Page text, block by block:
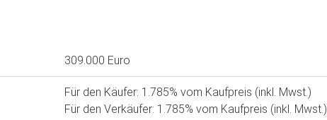
309.000 Euro
Für den Käufer: 1.785% vom Kaufpreis (inkl. Mwst.)
Für den Verkäufer: 1.785% vom Kaufpreis (inkl. Mwst.)